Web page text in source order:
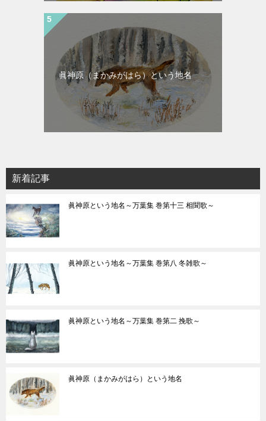
眞神原（まかみがはら）という地名
新着記事
眞神原という地名～万葉集 巻第十三 相聞歌～
眞神原という地名～万葉集 巻第八 冬雑歌～
眞神原という地名～万葉集 巻第二 挽歌～
眞神原（まかみがはら）という地名